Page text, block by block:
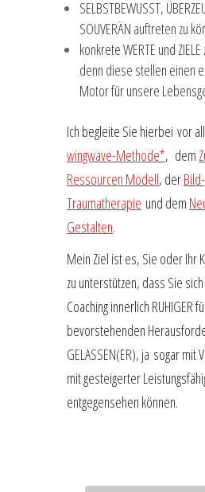
SELBSTBEWUSST,
SOUVERÄN auftreten zu
konkrete WERTE und
denn diese stellen einen
Motor für unsere
Ich begleite Sie hierbei vor
wingwave-Methode*, dem
Ressourcen Modell, der
Traumatherapie und dem
Gestalten.
Mein Ziel ist es, Sie oder Ihr
zu unterstützen, dass Sie
Coaching innerlich RUHIGER
bevorstehenden
GELASSEN(ER), ja sogar mit
mit gesteigerter
entgegensehen können.